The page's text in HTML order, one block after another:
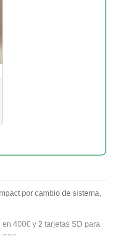
por cambio de sistema,
400€ y 2 tarjetas SD para